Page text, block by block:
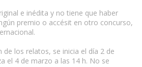
e inédita y no tiene que haber
premio o accésit en otro concurso,
de los relatos, se inicia el día 2 de
el 4 de marzo a las 14 h. No se